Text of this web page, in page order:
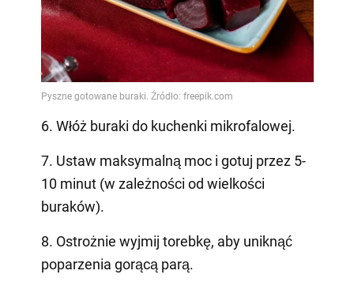
6. Włóż buraki do kuchenki mikrofalowej.
7. Ustaw maksymalną moc i gotuj przez 5-
10 minut (w zależności od wielkości
buraków).
8. Ostrożnie wyjmij torebkę, aby uniknąć
poparzenia gorącą parą.